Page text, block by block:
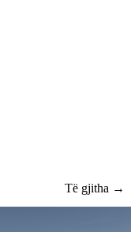
Të gjitha →